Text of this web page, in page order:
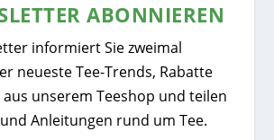
ABONNIEREN
informiert Sie zweimal
neueste Tee-Trends, Rabatte
unserem Teeshop und teilen
Anleitungen rund um Tee.